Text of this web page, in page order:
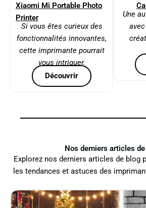
Xiaomi Mi Portable Photo
Printer
Si vous êtes curieux des
fonctionnalités innovantes,
cette imprimante pourrait
vous intriguer.
Découvrir
Une
Nos derniers articles
Explorez nos derniers articles de blog
les tendances et astuces des